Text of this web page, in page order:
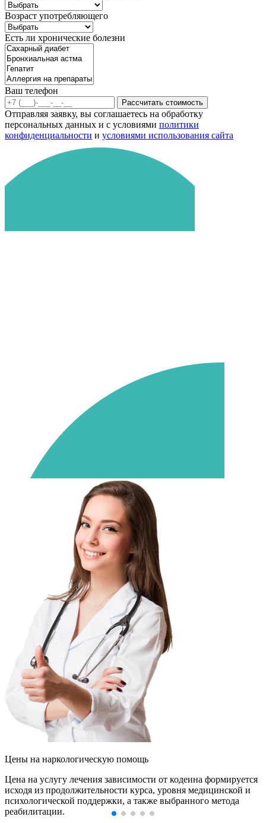
Возраст употребляющего
Есть ли хронические болезни
Ваш телефон
Рассчитать стоимость
Отправляя заявку, вы соглашаетесь на обработку
персональных данных и с условиями политики
конфиденциальности и условиями использования сайта
Цены на наркологическую помощь
Цена на услугу лечения зависимости от кодеина формируется
исходя из продолжительности курса, уровня медицинской и
психологической поддержки, а также выбранного метода
реабилитации.